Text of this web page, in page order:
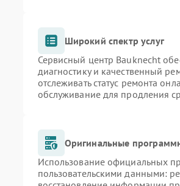
Широкий спектр услуг
Сервисный центр Bauknecht
диагностику и качественный
отслеживать статус ремонта
обслуживание для продления
Оригинальные
Использование официальных
пользовательскими данными: